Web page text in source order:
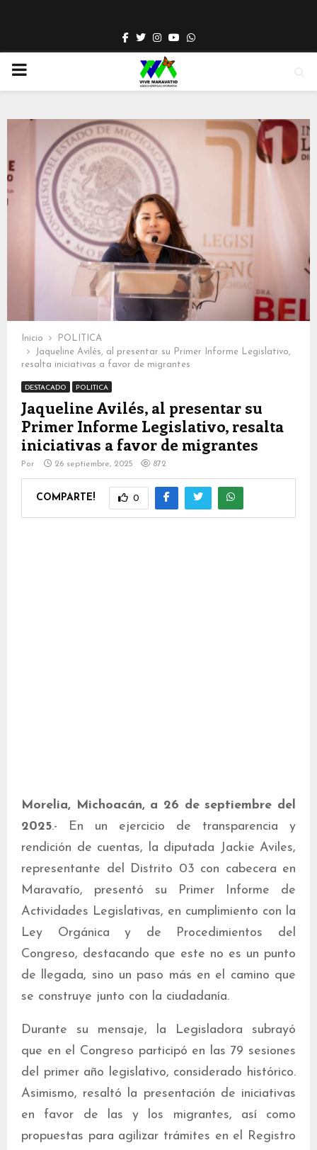
Facebook
TwitterInstagram
YoutubeWhatsapp
PRIMARY
Inicio
POLITICA
Jaqueline Avilés, al presentar su Primer Informe Legislativo,
resalta iniciativas a favor de migrantes
DESTACADO POLITICA
Jaqueline Avilés, al presentar su
Primer Informe Legislativo, resalta
iniciativas a favor de migrantes
Por 26 septiembre, 2025 872
COMPARTE! 0
Morelia, Michoacán, a 26 de septiembre del
2025.- En un ejercicio de transparencia y
rendición de cuentas, la diputada Jackie Aviles,
representante del Distrito 03 con cabecera en
Maravatío, presentó su Primer Informe de
Actividades Legislativas, en cumplimiento con la
Ley Orgánica y de Procedimientos del
Congreso, destacando que este no es un punto
de llegada, sino un paso más en el camino que
se construye junto con la ciudadanía.
Durante su mensaje, la Legisladora subrayó
que en el Congreso participó en las 79 sesiones
del primer año legislativo, considerado histórico.
Asimismo, resaltó la presentación de iniciativas
en favor de las y los migrantes, así como
propuestas para agilizar trámites en el Registro